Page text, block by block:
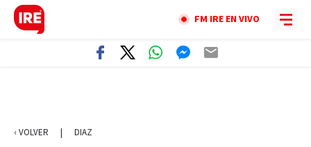
FM IRE EN VIVO
‹ VOLVER | DIAZ